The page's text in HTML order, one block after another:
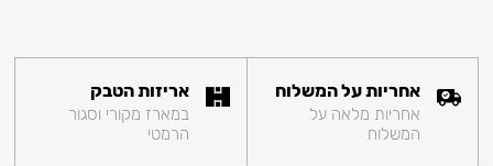
אחריות על המשלוח
אחריות מלאה על
המשלוח
אריזות הטבק
במארז מקורי וסגור
הרמטי